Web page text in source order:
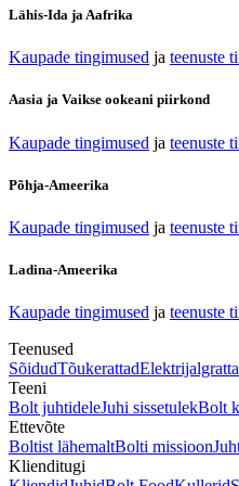
Lähis-Ida ja Aafrika
Kaupade tingimused ja teenuste
Aasia ja Vaikse ookeani piirkond
Kaupade tingimused ja teenuste
Põhja-Ameerika
Kaupade tingimused ja teenuste
Ladina-Ameerika
Kaupade tingimused ja teenuste
Teenused
SõidudTõukerattad
Teeni
Bolt juhtideleJuhi sissetulekBolt
Ettevõte
Boltist lähemaltBolti missioon
Klienditugi